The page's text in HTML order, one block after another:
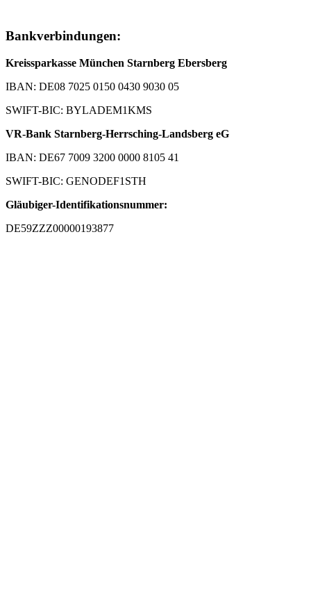
Bankverbindungen:
Kreissparkasse München Starnberg Ebersberg
IBAN: DE08 7025 0150 0430 9030 05
SWIFT-BIC: BYLADEM1KMS
VR-Bank Starnberg-Herrsching-Landsberg eG
IBAN: DE67 7009 3200 0000 8105 41
SWIFT-BIC: GENODEF1STH
Gläubiger-Identifikationsnummer:
DE59ZZZ00000193877